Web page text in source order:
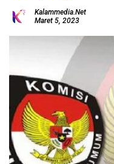
Kalammedia.net
Maret 5, 2023